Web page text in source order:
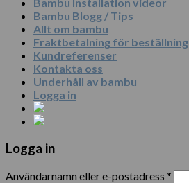
Bambu Installation videor
Bambu Blogg / Tips
Allt om bambu
Fraktbetalning för beställning
Kundreferenser
Kontakta oss
Underhåll av bambu
Logga in
Logga in
Användarnamn eller e-postadress *